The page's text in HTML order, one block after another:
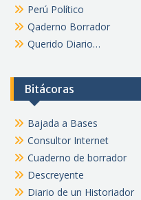
Perú Político
Qaderno Borrador
Querido Diario…
Bitácoras
Bajada a Bases
Consultor Internet
Cuaderno de borrador
Descreyente
Diario de un Historiador